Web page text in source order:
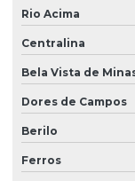
Rio Acima
Centralina
Bela Vista de
Dores de Campos
Berilo
Ferros